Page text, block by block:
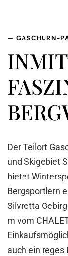
— GASCHURN-
Der Teilort
und Skigebiet
bietet
Bergsportlern
Silvretta
m vom
auch ein reges